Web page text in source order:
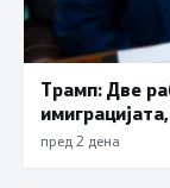
Трамп: Две
пред 2 дена